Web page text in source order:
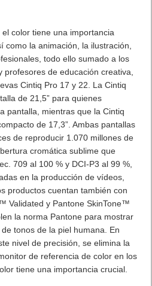
sí para darte lo mejor de los dos
Todo el Día
o jugar intensamente, el juego
la comodidad de todo el día de la
óptimo de comodidad a través
es hora de sumergirse en una
la comodidad de todo el día.
textura para disfrutar de la mejor
y durabilidad: Las zonas
recubiertas de un mullido
de una comodidad más
externos están forrados de
el desgaste diario.
Todo el Día
día de la Razer Enki X, tus
sin cesar. Diseñada para
de peso óptima, esta silla de
dulce que siempre te